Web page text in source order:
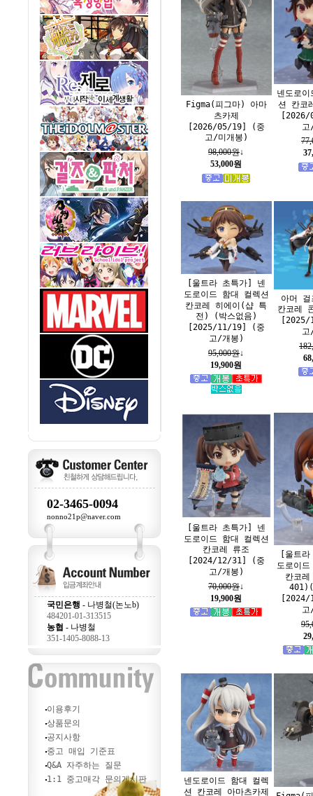
02-3465-0094
nonno21p@naver.com
국민은행 - 나병철(논노b)
484201-01-313515
농협 - 나병철
351-1405-8088-13
이용후기
상품문의
공지사항
중고 매입 기준표
Q&A 자주하는 질문
1:1 중고매각 문의게시판
Figma(피그마) 아마
츠카제
[2026/05/19] (중
고/미개봉)
98,000원↓
53,000원
넨도로
션 칸코
[울트라 초특가] 넨
도로이드 함대 컬렉션
칸코레 히에이(샵 특
전) (박스없음)
[2025/11/19] (중
고/개봉)
95,000원↓
19,900원
아머 걸
칸코레
[울트라 초특가] 넨
도로이드 함대 컬렉션
칸코레 류조
[2024/12/31] (중
고/개봉)
70,000원↓
19,900원
[울트
도로이
칸코
넨도로이드 함대 컬렉
션 칸코레 아마츠카제